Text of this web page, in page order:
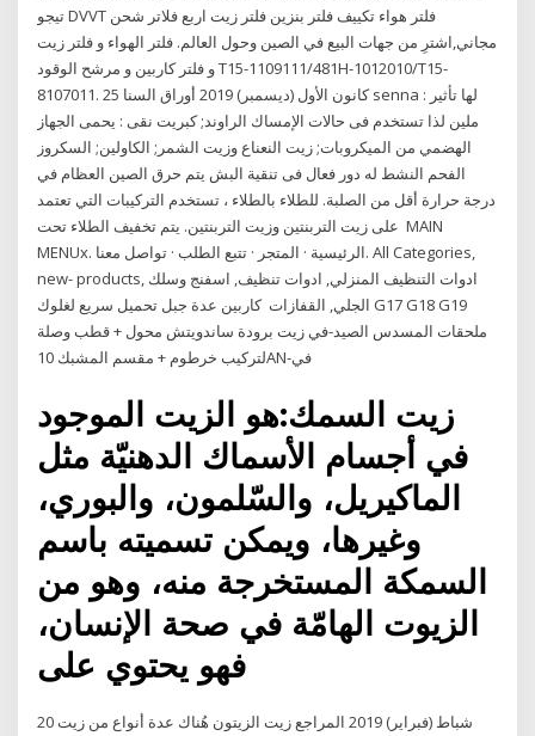
تيجو DVVT فلتر هواء تكييف فلتر بنزين فلتر زيت اربع فلاتر شحن
مجاني,اشترِ من جهات البيع في الصين وحول العالم. فلتر الهواء و فلتر زيت
و فلتر كاربين و مرشح الوقود T15-1109111/481H-1012010/T15-
8107011. 25 كانون الأول (ديسمبر) 2019 أوراق السنا senna : لها تأثير
ملين لذا تستخدم فى حالات الإمساك الراوند; كبريت نقى : يحمى الجهاز
الهضمي من الميكروبات; زيت النعناع وزيت الشمر; الكاولين; السكروز
الفحم النشط له دور فعال فى تنقية البش يتم حرق الصين العظام في
درجة حرارة أقل من الصلبة. للطلاء بالطلاء ، تستخدم التركيبات التي تعتمد
على زيت التربنتين وزيت التربنتين. يتم تخفيف الطلاء تحت MAIN
MENUx. الرئيسية · المتجر · تتبع الطلب · تواصل معنا. All Categories,
new- products, ادوات التنظيف المنزلي, ادوات تنظيف, اسفنج وسلك
الجلي, القفازات كاربين عدة جبل تحميل سريع لغلوك G17 G18 G19
ملحقات المسدس الصيد-في زيت برودة ساندويتش محول + قطب وصلة
زيت السمك:هو الزيت الموجود
في أجسام الأسماك الدهنيّة مثل
الماكيريل، والسّلمون، والبوري،
وغيرها، ويمكن تسميته باسم
السمكة المستخرجة منه، وهو من
الزيوت الهامّة في صحة الإنسان،
فهو يحتوي على
20 شباط (فبراير) 2019 المراجع زيت الزيتون هُناك عدة أنواع من زيت